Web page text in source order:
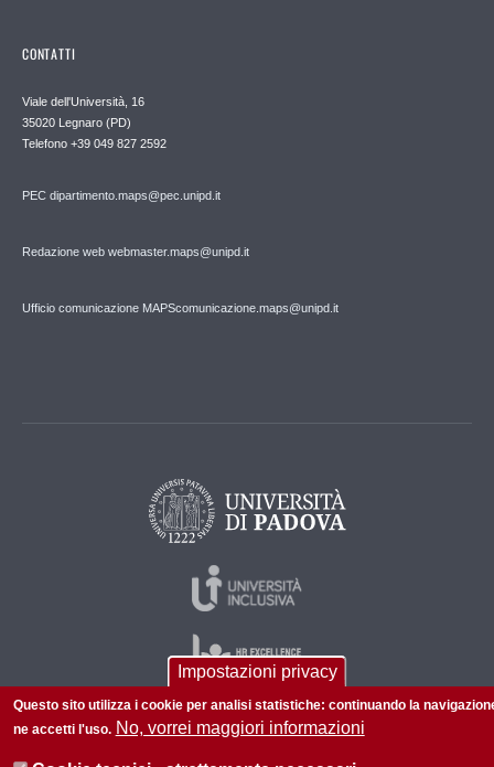
CONTATTI
Viale dell'Università, 16
35020 Legnaro (PD)
Telefono +39 049 827 2592
PEC dipartimento.maps@pec.unipd.it
Redazione web webmaster.maps@unipd.it
Ufficio comunicazione MAPScomunicazione.maps@unipd.it
Impostazioni privacy
Questo sito utilizza i cookie per analisi statistiche: continuando la
ne accetti l'uso. No, vorrei maggiori informazioni